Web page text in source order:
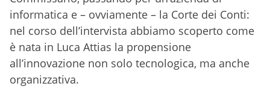
informatica e – ovviamente – la Corte dei Conti:
nel corso dell’intervista abbiamo scoperto come
è nata in Luca Attias la propensione
all’innovazione non solo tecnologica, ma anche
organizzativa.